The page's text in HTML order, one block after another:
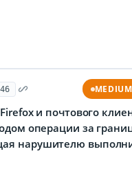
MEDIUM
и почтового
операции за
нарушителю